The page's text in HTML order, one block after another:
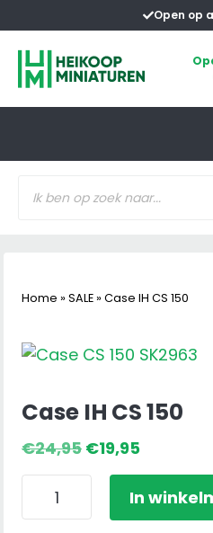
naar
inhoud
Open op
zoeken
Home » SALE» Case IH CS 150
Case IH CS 150
€24,95 Oorspronkelijke
prijs
€24,95.
€19,95Huidige
prijs
is:
€19,95.
Case
In